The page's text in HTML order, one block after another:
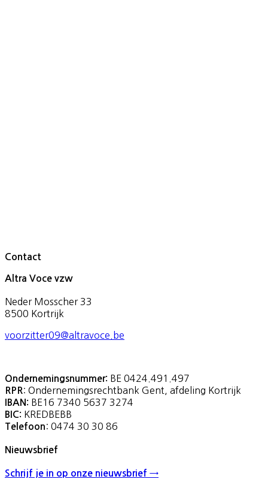
Contact
Altra Voce vzw
Neder Mosscher 33
8500 Kortrijk
voorzitter09@altravoce.be
Ondernemingsnummer: BE 0424.491.497
RPR: Ondernemingsrechtbank Gent, afdeling Kortrijk
IBAN: BE16 7340 5637 3274
BIC: KREDBEBB
Telefoon : 0474 30 30 86
Nieuwsbrief
Schrijf je in op onze nieuwsbrief →